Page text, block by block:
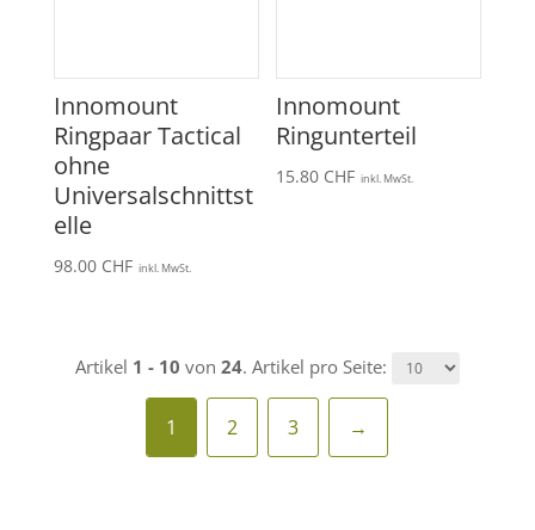
Innomount
Ringpaar Tactical
ohne
Universalschnittst
elle
98.00 CHF inkl. MwSt.
Innomount
Ringunterteil
15.80 CHF inkl. MwSt.
Artikel 1 - 10 von 24. Artikel pro Seite:
1 2 3 →